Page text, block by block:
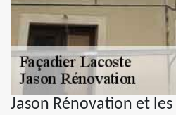
Jason Rénovation et